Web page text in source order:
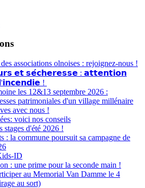
associations olnoises : rejoignez-nous !
𝗲𝘁 𝘀𝗲́𝗰𝗵𝗲𝗿𝗲𝘀𝘀𝗲 : 𝗮𝘁𝘁𝗲𝗻𝘁𝗶𝗼𝗻
!
les 12&13 septembre 2026 :
patrimoniales d'un village millénaire
avec nous !
voici nos conseils
stages d'été 2026 !
: la commune poursuit sa campagne de
ID
: une prime pour la seconde main !
au Memorial Van Damme le 4
au sort)